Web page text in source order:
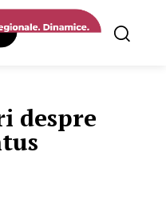
despre